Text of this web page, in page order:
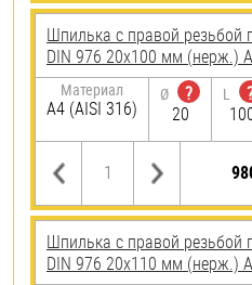
Шпилька с правой резьбой
DIN 976 20х100 мм (нерж.)
Материал
A4 (AISI 316)
Ø
?
20
L
Шпилька с правой резьбой
DIN 976 20х110 мм (нерж.)